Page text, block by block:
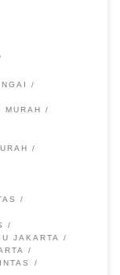
JAKARTA